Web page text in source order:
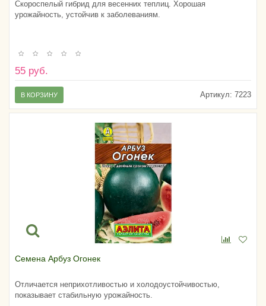
Скороспелый гибрид для весенних теплиц. Хорошая
урожайность, устойчив к заболеваниям.
55 руб.
Артикул: 7223
В КОРЗИНУ
Семена Арбуз Огонек
Отличается неприхотливостью и холодоустойчивостью,
показывает стабильную урожайность.